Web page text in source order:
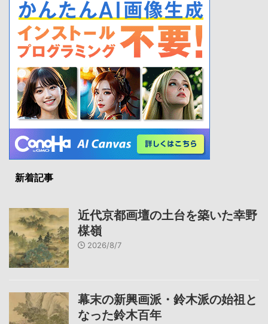
新着記事
近代京都画壇の土台を築いた幸野
楳嶺
2026/8/7
幕末の新興画派・鈴木派の始祖と
なった鈴木百年